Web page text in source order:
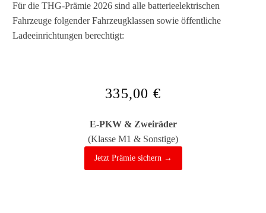
Für die THG-Prämie 2026 sind alle batterieelektrischen
Fahrzeuge folgender Fahrzeugklassen sowie öffentliche
Ladeeinrichtungen berechtigt:
335,00 €
E-PKW & Zweiräder
(Klasse M1 & Sonstige)
Jetzt Prämie sichern →